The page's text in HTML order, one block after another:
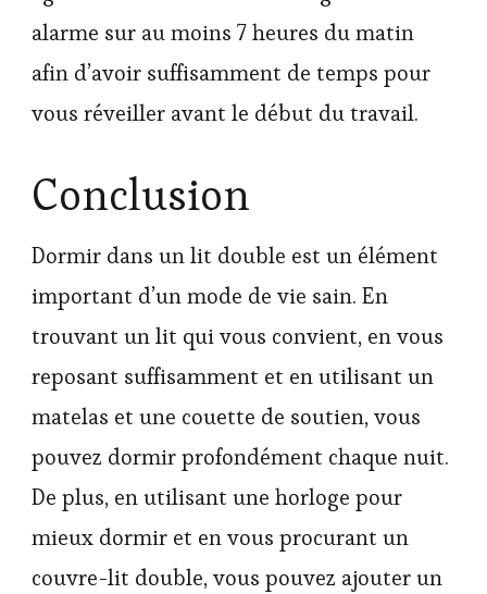
alarme sur au moins 7 heures du matin
afin d’avoir suffisamment de temps pour
vous réveiller avant le début du travail.
Conclusion
Dormir dans un lit double est un élément
important d’un mode de vie sain. En
trouvant un lit qui vous convient, en vous
reposant suffisamment et en utilisant un
matelas et une couette de soutien, vous
pouvez dormir profondément chaque nuit.
De plus, en utilisant une horloge pour
mieux dormir et en vous procurant un
couvre-lit double, vous pouvez ajouter un